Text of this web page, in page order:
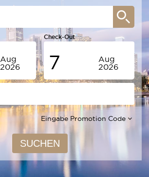
Aug
2026
Check-Out
Freitag
7
Aug
2026
Eingabe Promotion Code
SUCHEN